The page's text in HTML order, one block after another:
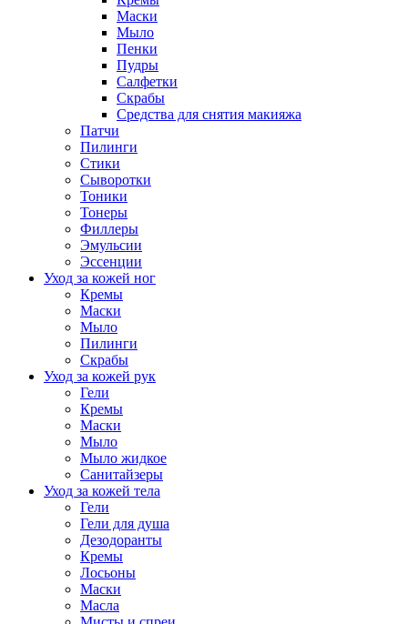
Маски
Мыло
Пенки
Пудры
Салфетки
Скрабы
Средства для снятия макияжа
Патчи
Пилинги
Стики
Сыворотки
Тоники
Тонеры
Филлеры
Эмульсии
Эссенции
Уход за кожей ног
Кремы
Маски
Мыло
Пилинги
Скрабы
Уход за кожей рук
Гели
Кремы
Маски
Мыло
Мыло жидкое
Санитайзеры
Уход за кожей тела
Гели
Гели для душа
Дезодоранты
Кремы
Лосьоны
Маски
Масла